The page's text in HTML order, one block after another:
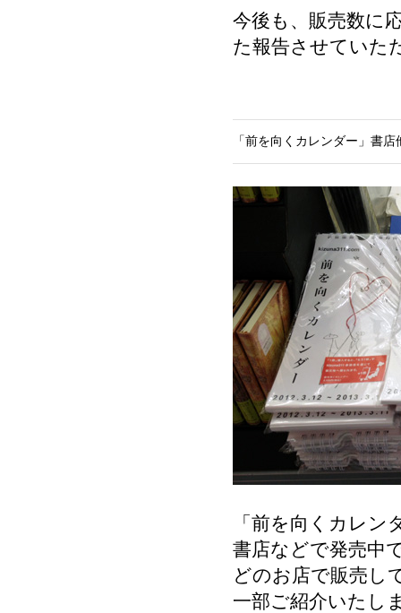
今後も、販売数に
た報告させていた
「前を向くカレンダー」書
「前を向くカレ
書店などで発売中
どのお店で販売し
一部ご紹介いたし